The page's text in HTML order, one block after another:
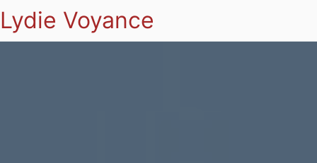
Lydie Voyance